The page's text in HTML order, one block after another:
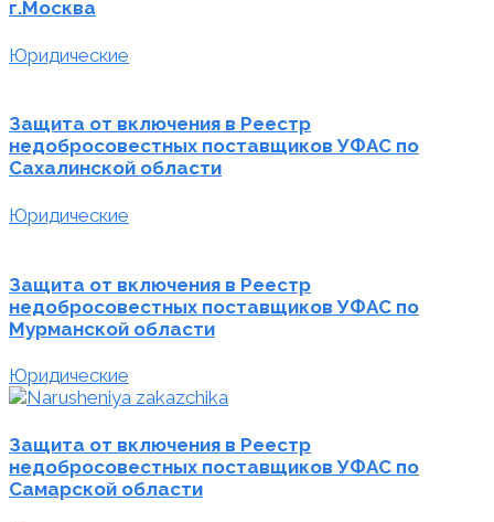
г.Москва
Юридические
Защита от включения в Реестр
недобросовестных поставщиков УФАС по
Сахалинской области
Юридические
Защита от включения в Реестр
недобросовестных поставщиков УФАС по
Мурманской области
Юридические
Защита от включения в Реестр
недобросовестных поставщиков УФАС по
Самарской области